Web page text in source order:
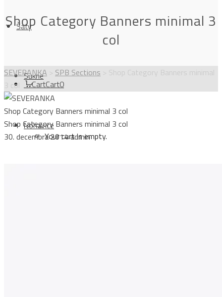
Šaty
Sukne
Nohavice
CartCart0
Your cart is empty.
Shop Category Banners minimal 3
col
SEVERANKA SPB Sections
Shop Category Banners minimal
3 col
Shop Category Banners minimal 3 col
Shop Category Banners minimal 3 col
30. decembra 2014admin